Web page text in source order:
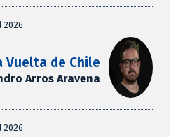
2026
Vuelta de Chile
Arros Aravena
2026